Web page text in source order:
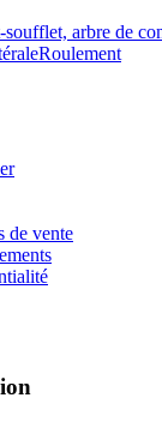
soufflet, arbre de
Roulement
de vente